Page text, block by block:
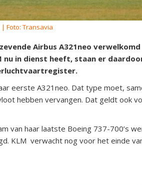
| Foto: Transavia
Airbus A321neo verwelkomd
nu in dienst heeft, staan er
eerste A321neo. Dat type moet,
hebben vervangen. Dat geldt ook
van haar laatste Boeing 737-700’s
KLM verwacht nog voor het einde